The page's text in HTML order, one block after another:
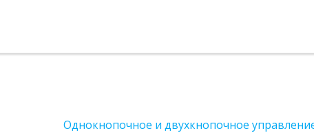
Next
Однокнопочное и двухкнопочное